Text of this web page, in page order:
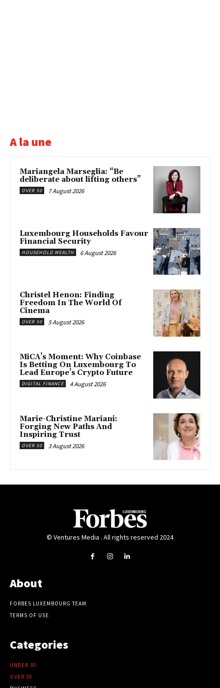
A la une
Mariangela Marseglia: “Be
deliberate about lifting others”
OVER 50 7 August 2026
Luxembourg Households Favour
Financial Security
HOUSEHOLD WEALTH 6 August 2026
Christel Henon: Finding
Freedom In The World Of
Cinema
OVER 50 5 August 2026
MiCA’s Moment: Why Coinbase
Is Betting On Luxembourg To
Lead Europe’s Crypto Future
DIGITAL FINANCE 4 August 2026
Marie-Christine Mariani:
Forging New Paths And
Inspiring Trust
OVER 50 3 August 2026
© Ventures Media . All rights reserved 2024
About
FORBES LUXEMBOURG TEAM
TERMS OF USE
Categories
UNDER 30
OVER 50